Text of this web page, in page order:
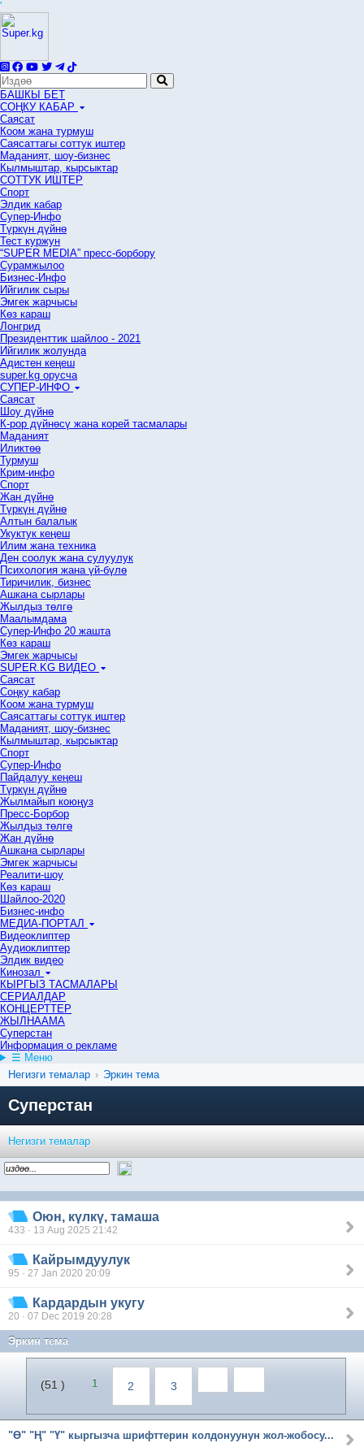
'
БАШКЫ БЕТ
СОҢКУ КАБАР
Саясат
Коом жана турмуш
Саясаттагы соттук иштер
Маданият, шоу-бизнес
Кылмыштар, кырсыктар
СОТТУК ИШТЕР
Спорт
Элдик кабар
Супер-Инфо
Түркүн дүйнө
Тест куржун
“SUPER MEDIA” пресс-борбору
Сурамжылоо
Бизнес-Инфо
Ийгилик сыры
Эмгек жарчысы
Көз караш
Лонгрид
Президенттик шайлоо - 2021
Ийгилик жолунда
Адистен кеңеш
super.kg орусча
СУПЕР-ИНФО
Саясат
Шоу дүйнө
К-рор дүйнөсү жана корей тасмалары
Маданият
Иликтөө
Турмуш
Крим-инфо
Спорт
Жан дүйнө
Түркүн дүйнө
Алтын балалык
Укуктук кеӊеш
Илим жана техника
Ден соолук жана сулуулук
Психология жана үй-бүлө
Тиричилик, бизнес
Ашкана сырлары
Жылдыз төлгө
Маалымдама
Супер-Инфо 20 жашта
Көз караш
Эмгек жарчысы
SUPER.KG ВИДЕО
Саясат
Cоңку кабар
Коом жана турмуш
Саясаттагы соттук иштер
Маданият, шоу-бизнес
Кылмыштар, кырсыктар
Спорт
Супер-Инфо
Пайдалуу кеңеш
Түркүн дүйнө
Жылмайып коюңуз
Пресс-Борбор
Жылдыз төлгө
Жан дүйнө
Ашкана сырлары
Эмгек жарчысы
Реалити-шоу
Көз караш
Шайлоо-2020
Бизнес-инфо
МЕДИА-ПОРТАЛ
Видеоклиптер
Аудиоклиптер
Элдик видео
Кинозал
КЫРГЫЗ ТАСМАЛАРЫ
СЕРИАЛДАР
КОНЦЕРТТЕР
ЖЫЛНААМА
Суперстан
Информация о рекламе
☰ Меню
Негизги темалар › Эркин тема
Суперстан
Негизги темалар
Оюн, күлкү, тамаша
433 · 13 Aug 2025 21:42
Кайрымдуулук
95 · 27 Jan 2020 20:09
Кардардын укугу
20 · 07 Dec 2019 20:28
Эркин тема
(51 ) 1 2 3
"Ө" "Ң" "Ү" кыргызча шрифттерин колдонуунун жол-жобосу...